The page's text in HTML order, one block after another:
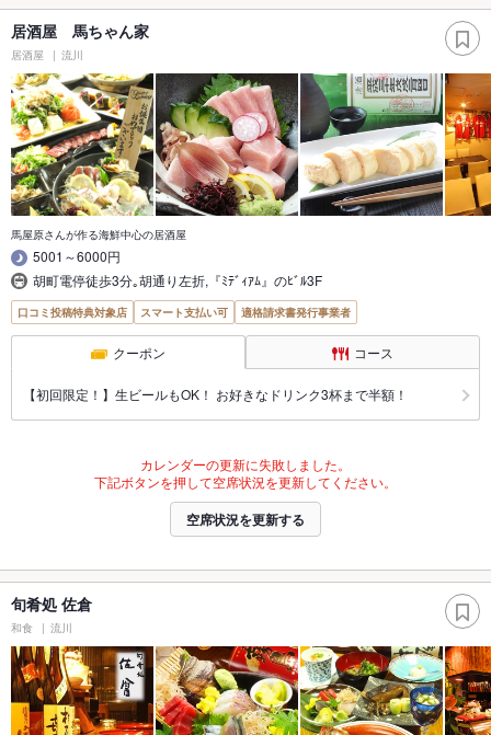
居酒屋 馬ちゃん家
居酒屋 流川
馬屋原さんが作る海鮮中心の居酒屋
5001～6000円
胡町電停徒歩3分｡胡通り左折,『ﾐﾃﾞｨｱﾑ』のﾋﾞﾙ3F
口コミ投稿特典対象店 スマート支払い可 適格請求書発行事業者
クーポン コース
【初回限定！】生ビールもOK！ お好きなドリンク3杯まで半額！
カレンダーの更新に失敗しました。
下記ボタンを押して空席状況を更新してください。
空席状況を更新する
旬肴処 佐倉
和食 流川